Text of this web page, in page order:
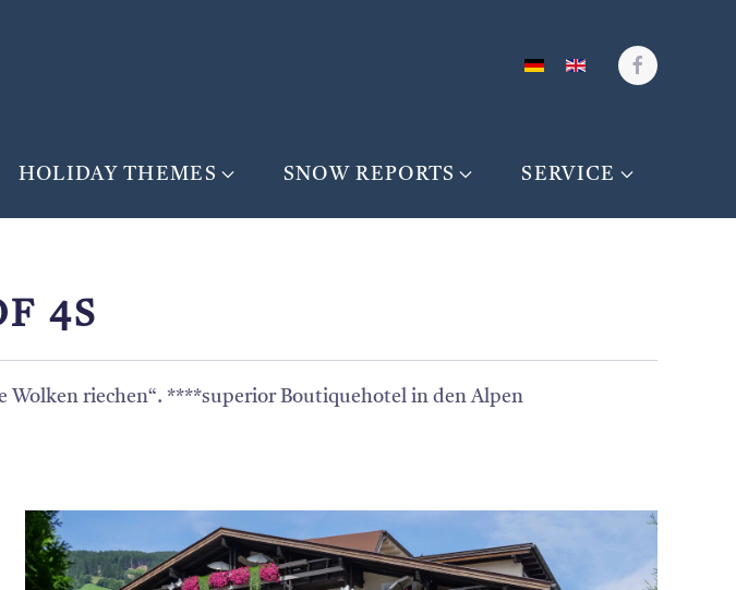
HOLIDAY THEMES SNOW REPORTS SERVICE
4S
Wolken riechen“. ****superior Boutiquehotel in den Alpen